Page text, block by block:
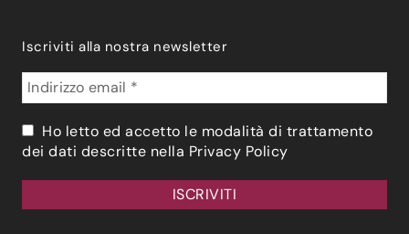
Iscriviti alla nostra newsletter
Ho letto ed accetto le modalità di trattamento
dei dati descritte nella Privacy Policy